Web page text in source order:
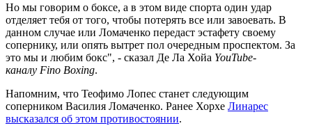
Но мы говорим о боксе, а в этом виде спорта один удар
отделяет тебя от того, чтобы потерять все или завоевать. В
данном случае или Ломаченко передаст эстафету своему
сопернику, или опять вытрет пол очередным проспектом. За
это мы и любим бокс", - сказал Де Ла Хойа YouTube-
каналу Fino Boxing.
Напомним, что Теофимо Лопес станет следующим
соперником Василия Ломаченко. Ранее Хорхе Линарес
высказался об этом противостоянии.